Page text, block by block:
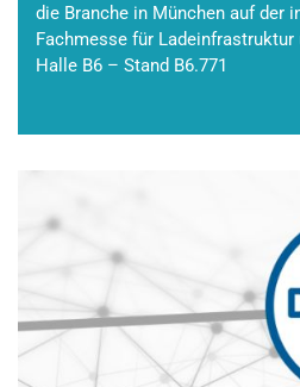
die Branche in München auf der
Fachmesse für
Halle B6 – Stand B6.771